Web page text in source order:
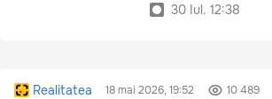
30 Iul. 12:38
Realitatea 18 mai 2026, 19:52 10 489